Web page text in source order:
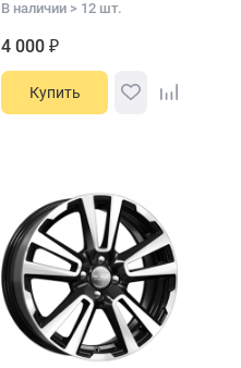
В наличии > 12 шт.
4 000 ₽
Купить